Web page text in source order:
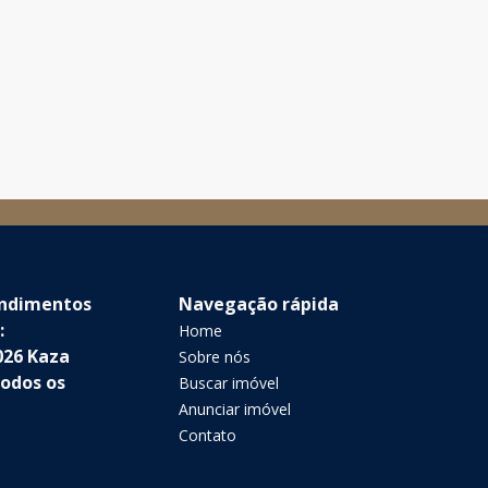
Kaza
os
Navegação rápida
Home
Sobre nós
Buscar imóvel
Anunciar imóvel
Contato